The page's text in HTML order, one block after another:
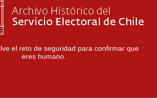
el reto de seguridad para confirmar que
eres humano.